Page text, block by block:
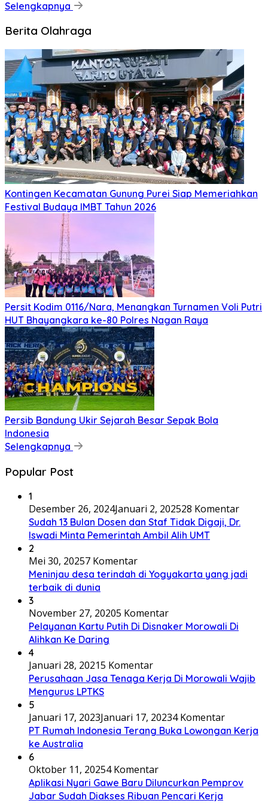
Selengkapnya
Berita Olahraga
Kontingen Kecamatan Gunung Purei Siap Memeriahkan
Festival Budaya IMBT Tahun 2026
Persit Kodim 0116/Nara, Menangkan Turnamen Voli Putri
HUT Bhayangkara ke-80 Polres Nagan Raya
Persib Bandung Ukir Sejarah Besar Sepak Bola
Indonesia
Selengkapnya
Popular Post
1
Desember 26, 2024Januari 2, 202528 Komentar
Sudah 13 Bulan Dosen dan Staf Tidak Digaji, Dr.
Iswadi Minta Pemerintah Ambil Alih UMT
2
Mei 30, 20257 Komentar
Meninjau desa terindah di Yogyakarta yang jadi
terbaik di dunia
3
November 27, 20205 Komentar
Pelayanan Kartu Putih Di Disnaker Morowali Di
Alihkan Ke Daring
4
Januari 28, 20215 Komentar
Perusahaan Jasa Tenaga Kerja Di Morowali Wajib
Mengurus LPTKS
5
Januari 17, 2023Januari 17, 20234 Komentar
PT Rumah Indonesia Terang Buka Lowongan Kerja
ke Australia
6
Oktober 11, 20254 Komentar
Aplikasi Nyari Gawe Baru Diluncurkan Pemprov
Jabar Sudah Diakses Ribuan Pencari Kerja